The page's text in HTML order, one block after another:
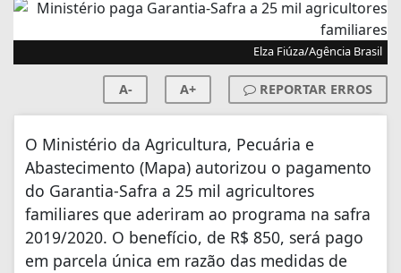
Elza Fiúza/Agência Brasil
A- A+ REPORTAR ERROS
O Ministério da Agricultura, Pecuária e
Abastecimento (Mapa) autorizou o pagamento
do Garantia-Safra a 25 mil agricultores
familiares que aderiram ao programa na safra
2019/2020. O benefício, de R$ 850, será pago
em parcela única em razão das medidas de